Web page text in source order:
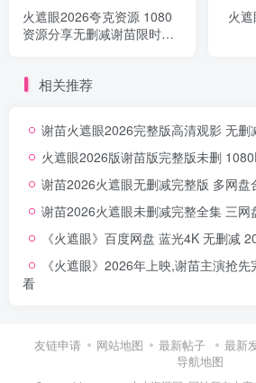
火遮眼2026夸克资源 1080
资源分享无删减谢苗限时分
火
相关推荐
谢苗火遮眼2026完整版高清观影 无删
火遮眼2026版谢苗版完整版未删
谢苗2026火遮眼无删减完整版 多网盘
谢苗2026火遮眼未删减完整全集 三网
《火遮眼》百度网盘 蓝光4K 无删减
《火遮眼》2026年上映,谢苗主演抢
看
友链申请 网站地图 最新帖子 最新
导航地图